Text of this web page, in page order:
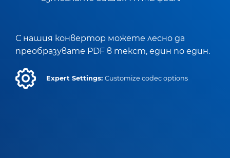
С нашия конвертор можете лесно да
преобразувате PDF в текст, един по един.
Expert Settings: Customize codec options